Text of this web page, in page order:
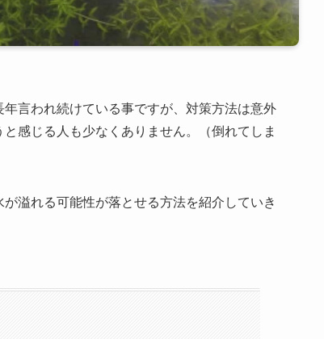
言われ続けている事ですが、対策方法は意外
感じる人も少なくありません。（倒れてしま
溢れる可能性が落とせる方法を紹介していき